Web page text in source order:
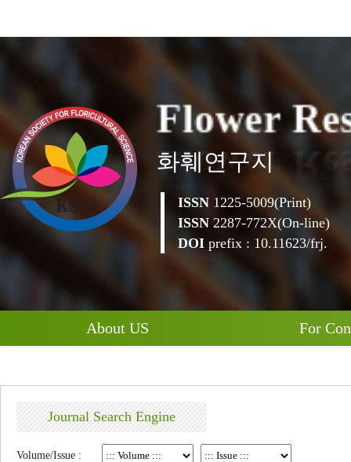
Flower Re
화훼연구지
ISSN 1225-5009(Print)
ISSN 2287-772X(On-line)
DOI prefix : 10.11623/frj.
About US For
Journal Search Engine
Volume/Issue :